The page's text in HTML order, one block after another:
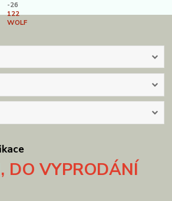
-26
122
WOLF
DO VYPRODÁNÍ